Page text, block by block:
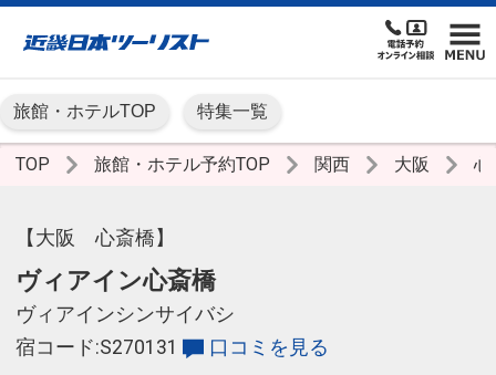
旅館・ホテルTOP 特集一覧
TOP 旅館・ホテル予約TOP 関西 大阪 心
【大阪 心斎橋】
ヴィアイン心斎橋
ヴィアインシンサイバシ
宿コード:S270131
口コミを見る